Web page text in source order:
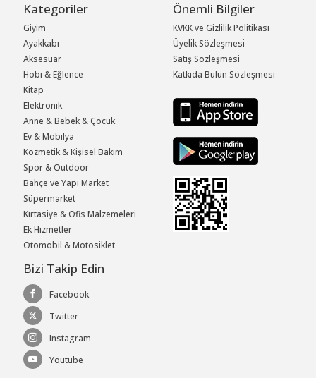
Kategoriler
Giyim
Ayakkabı
Aksesuar
Hobi & Eğlence
Kitap
Elektronik
Anne & Bebek & Çocuk
Ev & Mobilya
Kozmetik & Kişisel Bakım
Spor & Outdoor
Bahçe ve Yapı Market
Süpermarket
Kırtasiye & Ofis Malzemeleri
Ek Hizmetler
Otomobil & Motosiklet
Önemli Bilgiler
KVKK ve Gizlilik Politikası
Üyelik Sözleşmesi
Satış Sözleşmesi
Katkıda Bulun Sözleşmesi
Bizi Takip Edin
Facebook
Twitter
Instagram
Youtube